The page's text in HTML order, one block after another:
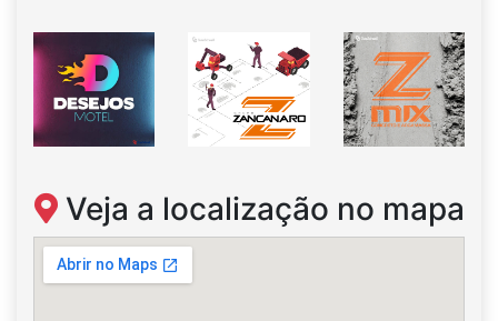
Veja a localização no mapa